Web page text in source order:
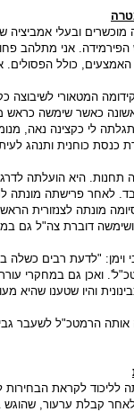
מוכשרים ובעלי אמביציה
הפירמידה. אני מתלהב
כולל הפסולים.
המטאורי
כאשר שימשה כראש
לי כקצינה נאה,
כנסת כוחנית ותנהג
היא הועלתה
לאחר פרישתה
מונתה לצנזורית
דוברת צה"ל גם
"לדעת רבים כשלה
ואכן גם במחקרי
והיו שטענו שהיא
הצטרפותה לליכוד לקראת